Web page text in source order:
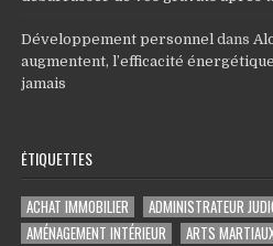
Développement personnel dans
augmentent, l’efficacité
jamais
ÉTIQUETTES
ACHAT IMMOBILIER
ADMINISTRATEUR
AMÉNAGEMENT INTÉRIEUR
ARTS